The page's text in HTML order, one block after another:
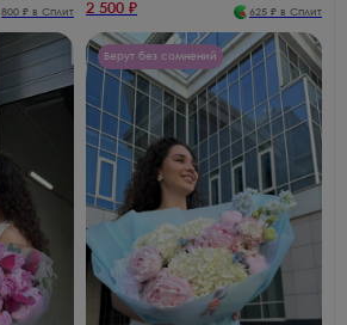
800 ₽ в Сплит 2 500 ₽ 625 ₽ в Сплит
Берут без сомнений